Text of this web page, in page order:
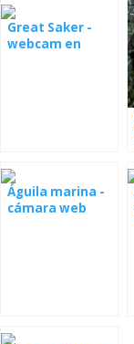
Great Saker -
webcam en
Águila marina -
cámara web